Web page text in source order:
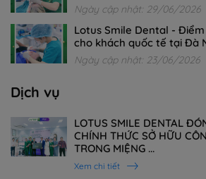
Ngày cập nhật: 29/06/2026
Lotus Smile Dental -
cho khách quốc tế tại Đà
Ngày cập nhật: 23/06/2026
Dịch vụ
LOTUS SMILE DENTAL
CHÍNH THỨC SỞ HỮU
TRONG MIỆNG ...
Xem chi tiết